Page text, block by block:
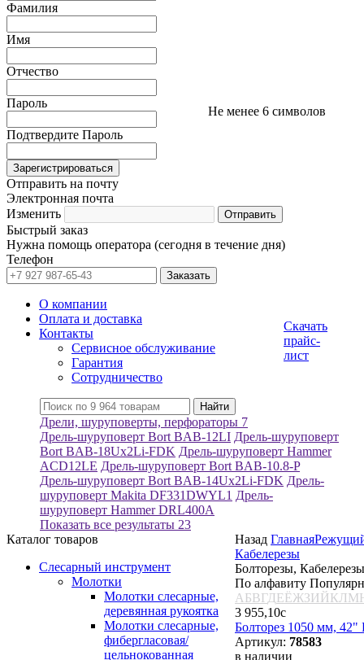
Фамилия
Имя
Отчество
Пароль
Не менее 6 символов
Подтвердите Пароль
Отправить на почту
Электронная почта
Изменить
Быстрый заказ
Нужна помощь оператора (сегодня в течение дня)
Телефон
О компании
Оплата и доставка
Контакты
Сервисное обслуживание
Гарантия
Сотрудничество
Скачать
прайс-
лист
Дрели, шуруповерты, перфораторы 7
Дрель-шуруповерт Bort BAB-12LI Дрель-шуруповерт
Bort BAB-18Ux2Li-FDK Дрель-шуруповерт Hammer
ACD12LE Дрель-шуруповерт Bort BAB-10.8-P
Дрель-шуруповерт Bort BAB-14Ux2Li-FDK Дрель-
шуруповерт Makita DF331DWYL1 Дрель-
шуруповерт Hammer DRL400A
Показать все результаты 23
Каталог товаров
Слесарный инструмент
Молотки
Молотки слесарные,
деревянная рукоятка
Молотки слесарные,
фибергласовая/
цельнокованная
Назад Главная
Кабелерезы
Болторезы, Кабелерезы
По алфавиту
АБВГДЕЁЖЗИЙКЛМ
3 955,10c
Болторез 1050 мм, 42"
Артикул: 78583
в наличии